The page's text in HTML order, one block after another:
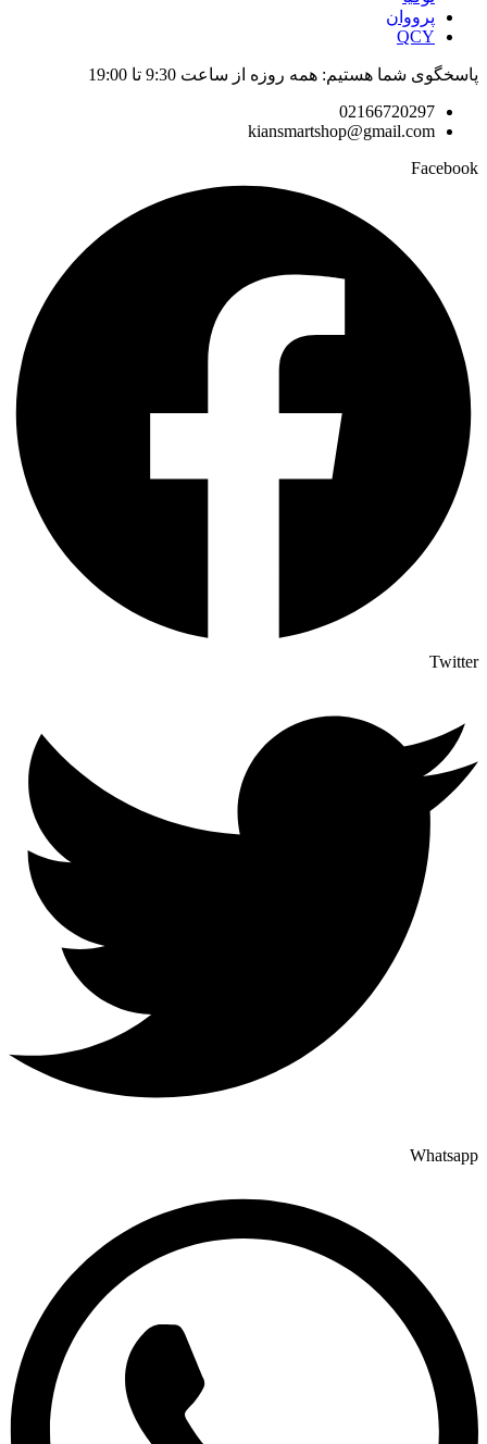
پرووان
QCY
پاسخگوی شما هستیم: همه روزه از ساعت 9:30 تا 19:00
02166720297
kiansmartshop@gmail.com
Facebook
Twitter
Whatsapp